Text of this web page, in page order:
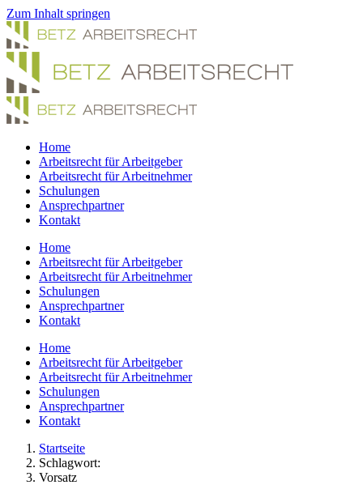
Zum Inhalt springen
Home
Arbeitsrecht für Arbeitgeber
Arbeitsrecht für Arbeitnehmer
Schulungen
Ansprechpartner
Kontakt
Home
Arbeitsrecht für Arbeitgeber
Arbeitsrecht für Arbeitnehmer
Schulungen
Ansprechpartner
Kontakt
Home
Arbeitsrecht für Arbeitgeber
Arbeitsrecht für Arbeitnehmer
Schulungen
Ansprechpartner
Kontakt
Startseite
Schlagwort:
Vorsatz